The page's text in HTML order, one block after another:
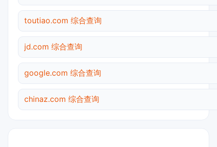
toutiao.com 综合查询
jd.com 综合查询
google.com 综合查询
chinaz.com 综合查询